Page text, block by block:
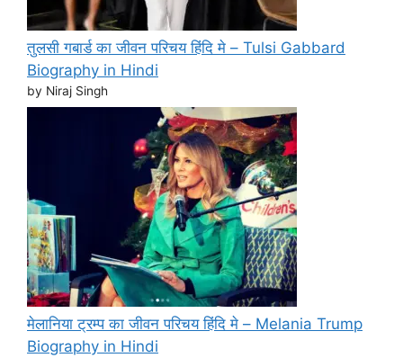
तुलसी गबार्ड का जीवन परिचय हिंदि मे – Tulsi Gabbard
Biography in Hindi
by Niraj Singh
मेलानिया ट्रम्प का जीवन परिचय हिंदि मे – Melania Trump
Biography in Hindi